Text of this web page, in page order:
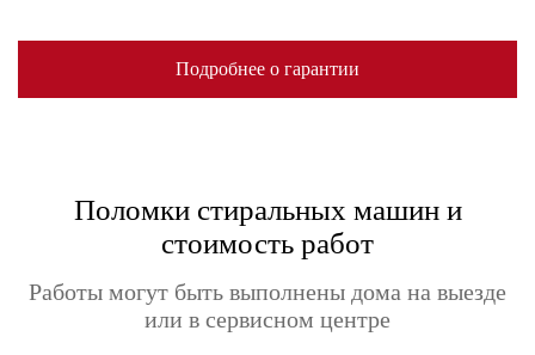
Подробнее о гарантии
Поломки стиральных машин и
стоимость работ
Работы могут быть выполнены дома на выезде
или в сервисном центре